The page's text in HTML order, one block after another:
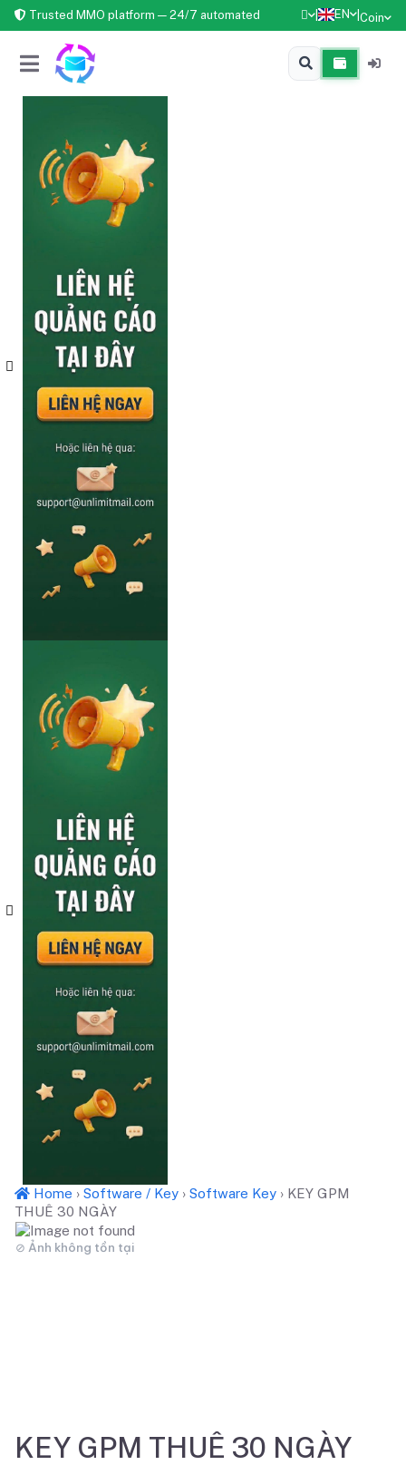
Trusted MMO platform — 24/7 automated EN Coin
Home › Software / Key › Software Key › KEY GPM
THUÊ 30 NGÀY
KEY GPM THUÊ 30 NGÀY